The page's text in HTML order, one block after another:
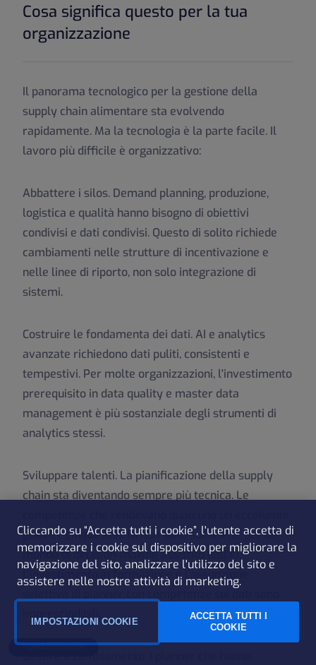
Cosa significa questo per la tua
organizzazione
Il panorama tecnologico per la gestione della
supply chain alimentare sta evolvendo
rapidamente. Ma la tecnologia è la parte facile. Il
lavoro più difficile è organizzativo:
Abbattere i silos. Demand planning, produzione,
logistica e qualità hanno bisogno di obiettivi
condivisi e dati condivisi. Questo di solito richiede
cambiamenti nelle strutture di incentivazione e
nelle linee di riporto, non solo integrazione di
sistemi.
Costruire le fondamenta dei dati.AI e analytics
avanzate richiedono dati puliti, consistenti e
tempestivi. Per molte organizzazioni, l'investimento
prerequisito in data quality e master data
management è più sostanziale degli strumenti di
analytics stessi.
Sviluppare talenti. La pianificazione della supply
chain sta diventando sempre più tecnica. Le
planner cinque anni fa non sono sufficienti per un
mondo di decision-making assistito dall'AI.
L'investimento in formazione e l'assunzione
Impostazioni cookie
Cliccando su “Accetta tutti i cookie”, l'utente accetta di
memorizzare i cookie sul dispositivo per migliorare la
navigazione del sito, analizzare l'utilizzo del sito e
assistere nelle nostre attività di marketing.
IMPOSTAZIONI COOKIE
ACCETTA TUTTI I
COOKIE